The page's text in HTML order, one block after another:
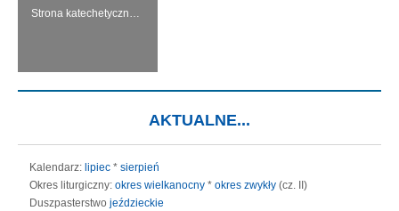
Strona katechetyczna KERYGMA jest próbą włączenia środków informatyki w dzieło głoszenia Ewangelii, zwłaszcza w ramach szkolnej katechezy.
AKTUALNE...
Kalendarz: lipiec * sierpień
Okres liturgiczny: okres wielkanocny * okres zwykły (cz. II)
Duszpasterstwo jeździeckie